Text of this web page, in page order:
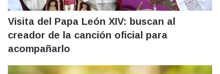
Visita del Papa León XIV: buscan al
creador de la canción oficial para
acompañarlo